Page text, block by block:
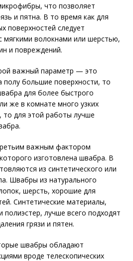
что позволяет
и пятна. В то время как для
поверхностей следует
мягкими волокнами или шерстью,
и повреждений.
важный параметр — это
полу большие поверхности, то
для более быстрого
же в комнате много узких
то для этой работы лучше
важным фактором
изготовлена швабра. В
из синтетического или
Швабры из натурального
шерсть, хорошие для
Синтетические материалы,
полиэстер, лучше всего подходят
грязи и пятен.
швабры обладают
вроде телескопических